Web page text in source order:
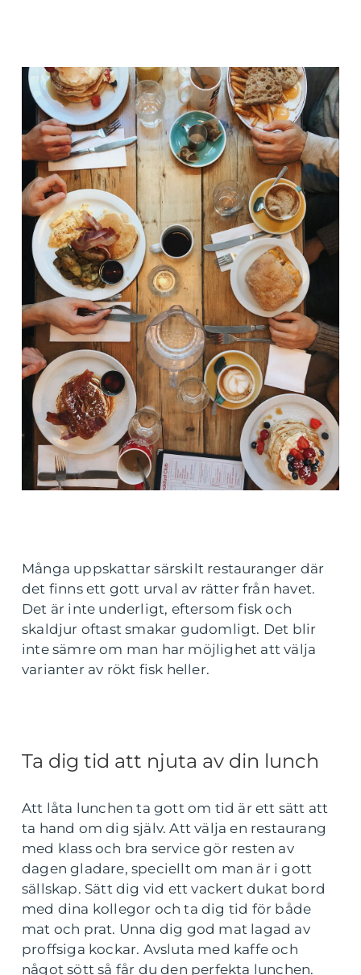
Många uppskattar särskilt restauranger där
det finns ett gott urval av rätter från havet.
Det är inte underligt, eftersom fisk och
skaldjur oftast smakar gudomligt. Det blir
inte sämre om man har möjlighet att välja
varianter av rökt fisk heller.
Ta dig tid att njuta av din lunch
Att låta lunchen ta gott om tid är ett sätt att
ta hand om dig själv. Att välja en restaurang
med klass och bra service gör resten av
dagen gladare, speciellt om man är i gott
sällskap. Sätt dig vid ett vackert dukat bord
med dina kollegor och ta dig tid för både
mat och prat. Unna dig god mat lagad av
proffsiga kockar. Avsluta med kaffe och
något sött så får du den perfekta lunchen.